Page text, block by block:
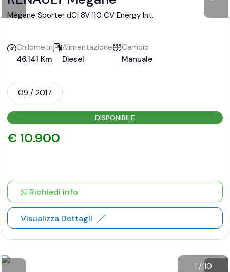
Mégane Sporter dCi 8V 110 CV Energy Int.
Chilometri
46.141 Km
Alimentazione
Diesel
Cambio
Manuale
09 / 2017
DISPONIBILE
€ 10.900
Richiedi info
Visualizza Dettagli
1 /10